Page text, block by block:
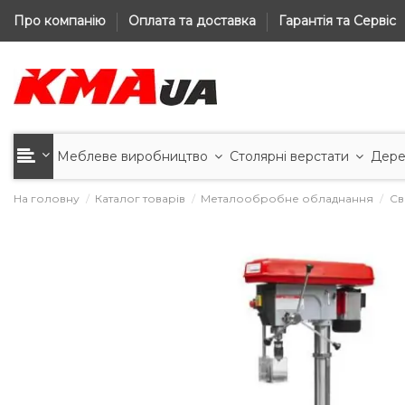
Про компанію Оплата та доставка Гарантія та Сервіс
Меблеве виробництво Столярні верстати
На головну Каталог товарів Металообробне обладнання